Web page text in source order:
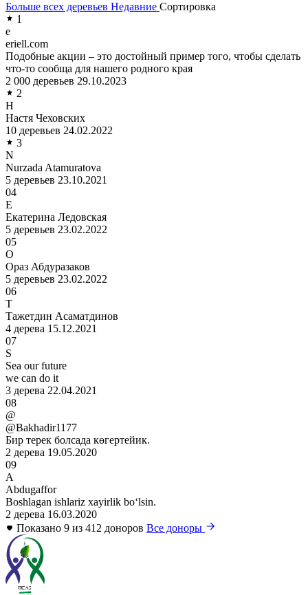
Больше всех деревьев Недавние Сортировка
1
e
eriell.com
Подобные акции – это достойный пример того, чтобы сделать
что-то сообща для нашего родного края
2 000 деревьев 29.10.2023
2
Н
Настя Чеховских
10 деревьев 24.02.2022
3
N
Nurzada Atamuratova
5 деревьев 23.10.2021
04
Е
Екатерина Ледовская
5 деревьев 23.02.2022
05
О
Ораз Абдуразаков
5 деревьев 23.02.2022
06
Т
Тажетдин Асаматдинов
4 дерева 15.12.2021
07
S
Sea our future
we can do it
3 дерева 22.04.2021
08
@
@Bakhadir1177
Бир терек болсада көгертейик.
2 дерева 19.05.2020
09
A
Abdugaffor
Boshlagan ishlariz xayirlik boʻlsin.
2 дерева 16.03.2020
Показано 9 из 412 доноров Все доноры